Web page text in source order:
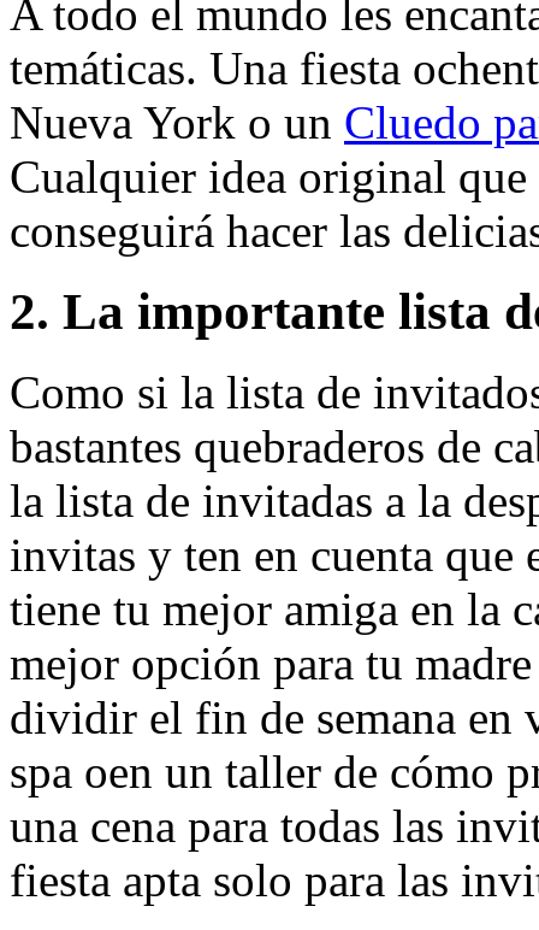
A todo el mundo les
temáticas. Una fiesta
Nueva York o un Cluedo
Cualquier idea original
conseguirá hacer las
2. La importante lista
Como si la lista de
bastantes quebraderos de
la lista de invitadas a la
invitas y ten en cuenta que
tiene tu mejor amiga en la
mejor opción para tu
dividir el fin de semana en
spa oen un taller de cómo
una cena para todas las
fiesta apta solo para las